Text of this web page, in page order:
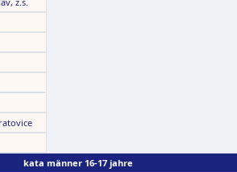
kata männer 16-17 jahre